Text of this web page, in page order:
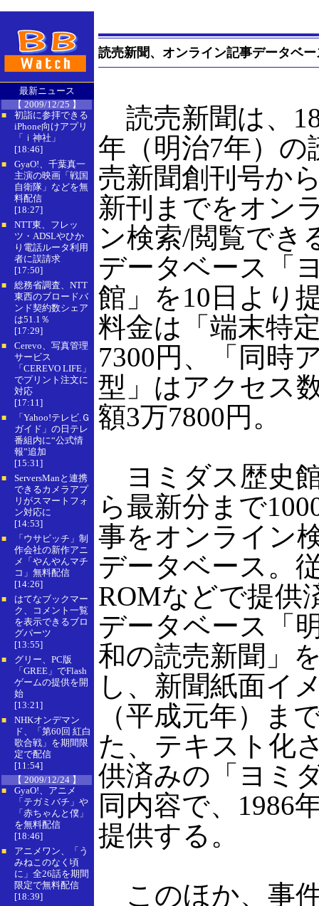
最新ニュース
【 2009/12/25 】
■
初詣に参拝できる
iPhone向けアプリ
「ｉ神社」
[18:46]
■
GyaO!、千葉真一
主演の映画「戦国
自衛隊」などを無
料配信
[18:27]
■
NTT東、フレッ
ツ・ADSLやひか
り電話ルータ利用
者に誤請求
[17:50]
■
総務省調査、NTT
東西のブロードバ
ンド契約数シェア
は51.1％
[17:29]
■
Cerevo、写真管理
サービス
「CEREVO LIFE」
でプリント注文に
対応
[17:11]
■
「Yahoo!テレビ.Ｇ
ガイド」の日テレ
番組内に“公式情
報”追加
[15:31]
■
ServersManと連携
できるカメラアプ
リがスマートフォ
ン対応に
[14:53]
■
「ウサビッチ」制
作会社の新作アニ
メ「やんやんマチ
コ」無料配信
[14:26]
■
はてなブックマー
ク、コメント一覧
を表示できるブロ
グパーツ
[13:55]
■
グリー、PC版
「GREE」でFlash
ゲームの提供を開
始
[13:21]
■
NHKオンデマン
ド、「第60回 紅白
歌合戦」を期間限
定で配信
[11:54]
【 2009/12/24 】
■
GyaO!、アニメ
「テガミバチ」や
「赤ちゃんと僕」
を無料配信
[18:46]
■
アニメワン、「う
みねこのなく頃
に」全26話を期間
限定で無料配信
[18:39]
読売新聞、オンライン記事データベ
読売新聞は、
年（明治7年）の
売新聞創刊号か
新刊までをオン
ン検索/閲覧でき
データベース「
館」を10日より
料金は「端末特
7300円、「同時
型」はアクセス
額3万7800円。
ヨミダス歴史
ら最新分まで
事をオンライン
データベース。
ROMなどで提供
データベース「
和の読売新聞」
し、新聞紙面イ
（平成元年）ま
た、テキスト化
供済みの「ヨミ
同内容で、1986
提供する。
このほか、事